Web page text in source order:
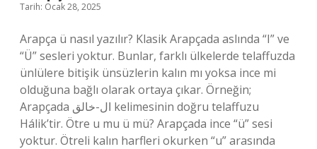
Tarih: Ocak 28, 2025
Arapça ü nasıl yazılır? Klasik Arapçada aslında “I” ve
“Ü” sesleri yoktur. Bunlar, farklı ülkelerde telaffuzda
ünlülere bitişik ünsüzlerin kalın mı yoksa ince mi
olduğuna bağlı olarak ortaya çıkar. Örneğin;
Arapçada ال-خالق kelimesinin doğru telaffuzu
Hálik’tir. Ötre u mu ü mü? Arapçada ince “ü” sesi
yoktur. Ötreli kalın harfleri okurken “u” arasında